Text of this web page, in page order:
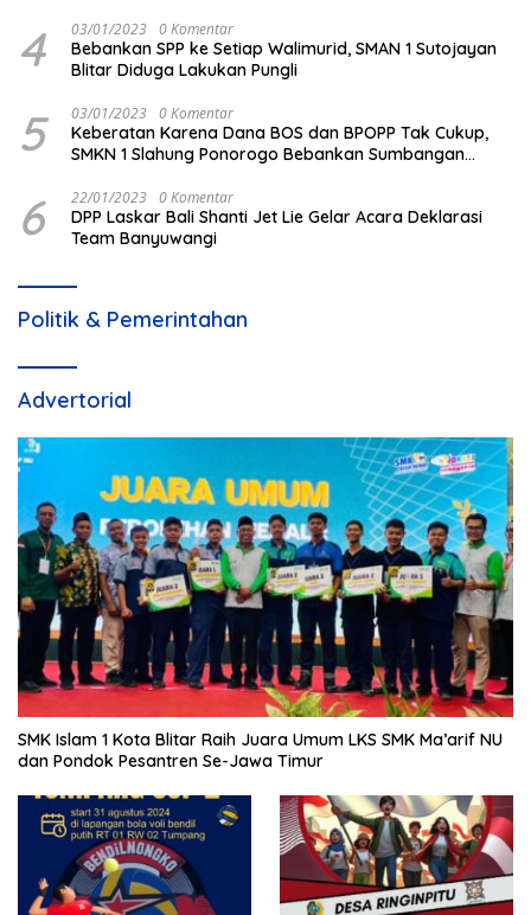
4 03/01/2023 0 Komentar
Bebankan SPP ke Setiap Walimurid, SMAN 1 Sutojayan
Blitar Diduga Lakukan Pungli
5 03/01/2023 0 Komentar
Keberatan Karena Dana BOS dan BPOPP Tak Cukup,
SMKN 1 Slahung Ponorogo Bebankan Sumbangan
6 22/01/2023 0 Komentar
DPP Laskar Bali Shanti Jet Lie Gelar Acara Deklarasi
Team Banyuwangi
Politik & Pemerintahan
Advertorial
SMK Islam 1 Kota Blitar Raih Juara Umum LKS SMK Ma’arif NU
dan Pondok Pesantren Se-Jawa Timur